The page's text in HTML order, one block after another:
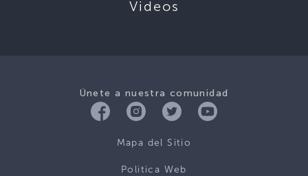
Videos
Únete a nuestra comunidad
Mapa del Sitio
Politica Web